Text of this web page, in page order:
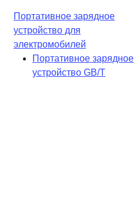
Портативное зарядное
устройство для
электромобилей
Портативное зарядное
устройство GB/T